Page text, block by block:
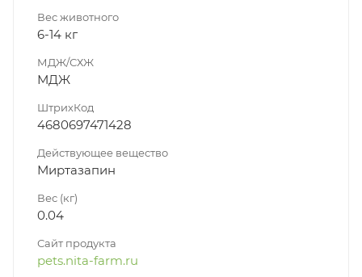
Вес животного
6-14 кг
МДЖ/СХЖ
МДЖ
ШтрихКод
4680697471428
Действующее вещество
Миртазапин
Вес (кг)
0.04
Сайт продукта
pets.nita-farm.ru